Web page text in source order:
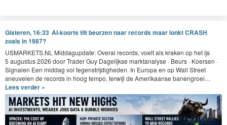
Gisteren, 16:33 AI-koorts tilt beurzen naar records maar lonkt CRASH
zoals in 1987?
USMAR​KETS​.NL Mid­dagup­date: Over­al records, voelt als krak­en op het ijs
5 augus­tus2026 door Trad­er Guy Dagelijkse mark­t­analyse · Beurs · Koersen ·
Sig­nalen Een mid­dag vol tegen­stri­jdighe­den. In Europa en op Wall Street
sneu­ve­len de records in hoog tem­po, ter­wi­jl de Amerikaanse banengroei…
Lees verder »